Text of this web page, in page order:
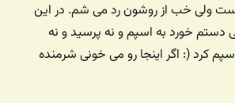
ولی خب از روشون رد می شم. در این
خورد به اسپم و نه پرسید و نه
کرد (: اگر اینجا رو می خونی شرمنده